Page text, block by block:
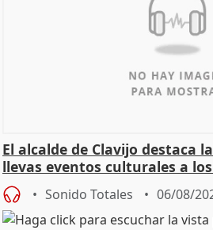
El alcalde de Clavijo destaca
llevas eventos culturales a
Sonido Totales 06/08/